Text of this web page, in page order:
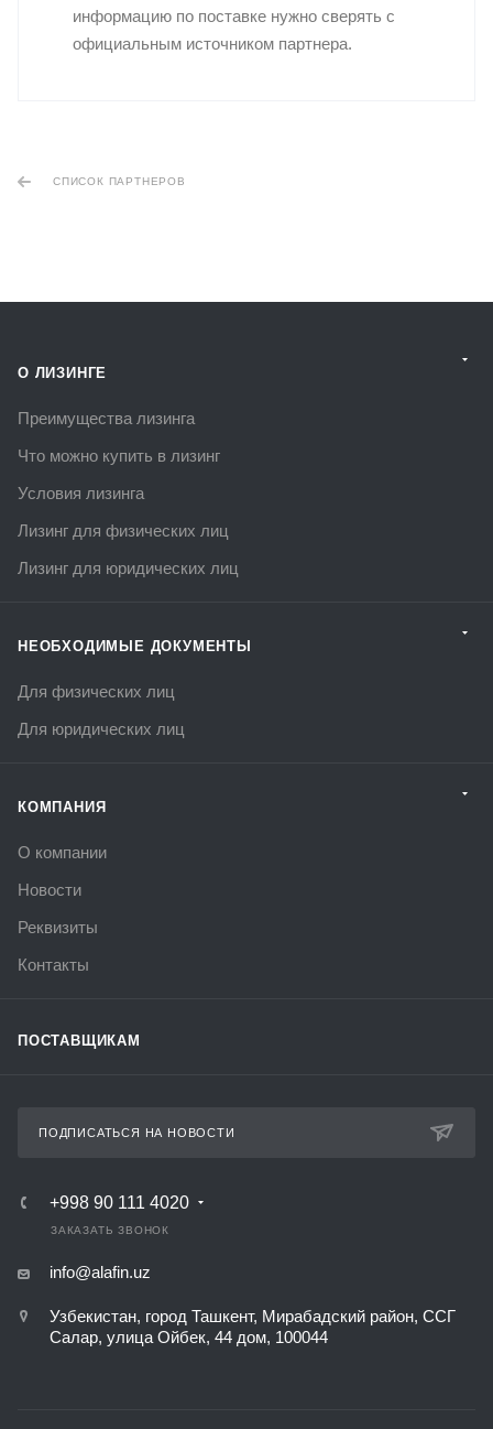
информацию по поставке нужно сверять с
официальным источником партнера.
СПИСОК ПАРТНЕРОВ
О ЛИЗИНГЕ
Преимущества лизинга
Что можно купить в лизинг
Условия лизинга
Лизинг для физических лиц
Лизинг для юридических лиц
НЕОБХОДИМЫЕ ДОКУМЕНТЫ
Для физических лиц
Для юридических лиц
КОМПАНИЯ
О компании
Новости
Реквизиты
Контакты
ПОСТАВЩИКАМ
ПОДПИСАТЬСЯ НА НОВОСТИ
+998 90 111 4020
ЗАКАЗАТЬ ЗВОНОК
info@alafin.uz
Узбекистан, город Ташкент, Мирабадский район, ССГ
Салар, улица Ойбек, 44 дом, 100044